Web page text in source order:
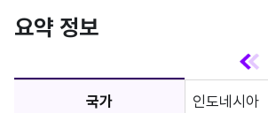
요약 정보
국가 인도네시아